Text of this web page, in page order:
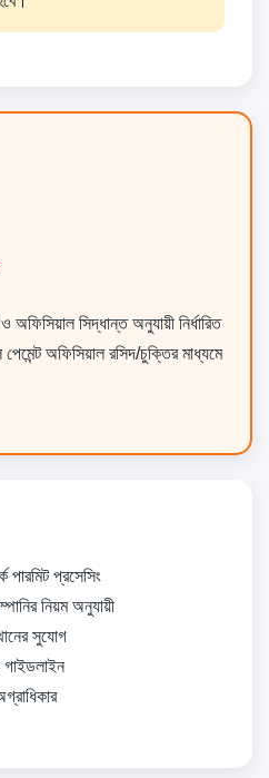
অফিসিয়াল সিদ্ধান্ত অনুযায়ী নির্ধারিত
অফিসিয়াল রসিদ/চুক্তির মাধ্যমে
পারমিট প্রসেসিং
নিয়ম অনুযায়ী
সুযোগ
গাইডলাইন